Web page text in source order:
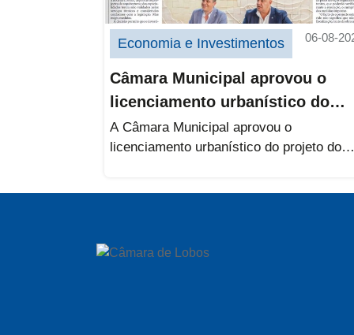
06-08-
Economia e Investimentos
Câmara Municipal aprovou o
licenciamento urbanístico do
projeto do teleférico
A Câmara Municipal aprovou o
licenciamento urbanístico do projeto do